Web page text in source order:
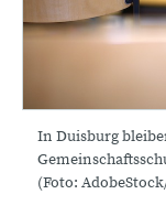
In Duisburg
(Foto: